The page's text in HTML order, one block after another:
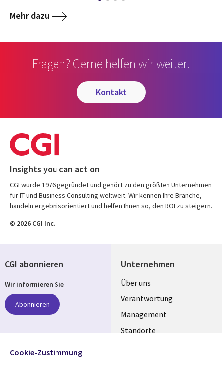
Mehr dazu
Fragen? Gerne helfen wir weiter.
kontakt
Insights you can act on
CGI wurde 1976 gegründet und gehört zu den größten Unternehmen
für IT und Business Consulting weltweit. Wir kennen Ihre Branche,
handeln ergebnisorientiert und helfen Ihnen so, den ROI zu steigern.
© 2026 CGI Inc.
Unternehmen
Useful
links
GERMANY
Über uns
Verantwortung
Management
Standorte
CGI abonnieren
Wir informieren Sie
Abonnieren
Folgen Sie uns
Cookie-Zustimmung